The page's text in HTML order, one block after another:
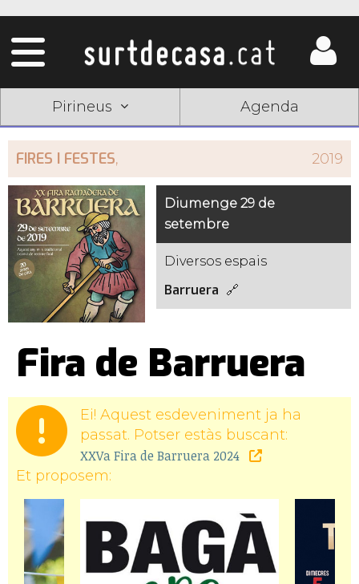
Pirineus Agenda
FIRES I FESTES, 2019
Diumenge 29 de
setembre
Diversos espais
Barruera
Fira de Barruera
Ei! Aquest esdeveniment ja ha
passat. Potser estàs buscant:
XXVa Fira de Barruera 2024
Et proposem: